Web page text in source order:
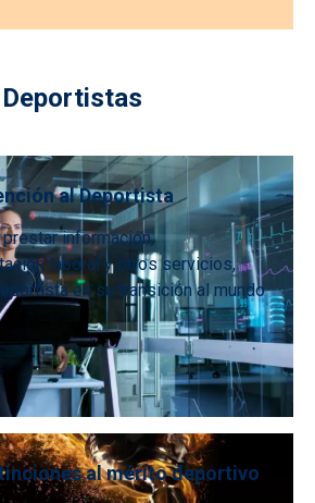
Deportistas
al Deportista
información,
laboral y otros servicios,
en su transición al mundo
al mérito deportivo